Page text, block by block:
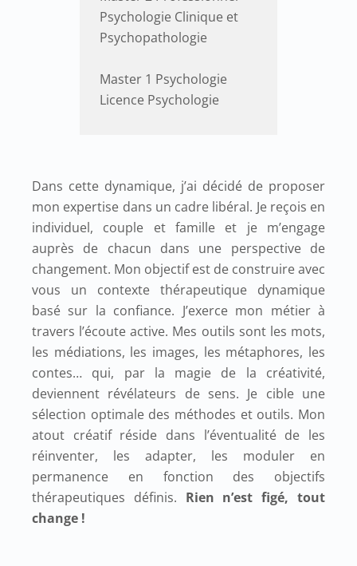
Psychologie Clinique et
Psychopathologie
Master 1 Psychologie
Licence Psychologie
Dans cette dynamique, j’ai décidé de proposer
mon expertise dans un cadre libéral. Je reçois en
individuel, couple et famille et je m’engage
auprès de chacun dans une perspective de
changement. Mon objectif est de construire avec
vous un contexte thérapeutique dynamique
basé sur la confiance. J’exerce mon métier à
travers l’écoute active. Mes outils sont les mots,
les médiations, les images, les métaphores, les
contes… qui, par la magie de la créativité,
deviennent révélateurs de sens. Je cible une
sélection optimale des méthodes et outils. Mon
atout créatif réside dans l’éventualité de les
réinventer, les adapter, les moduler en
permanence en fonction des objectifs
thérapeutiques définis. Rien n’est figé, tout
change !